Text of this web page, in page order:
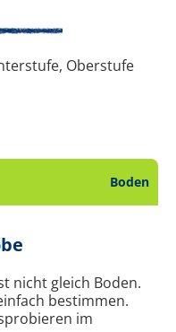
Oberstufe
Boden
nicht gleich Boden.
bestimmen.
im